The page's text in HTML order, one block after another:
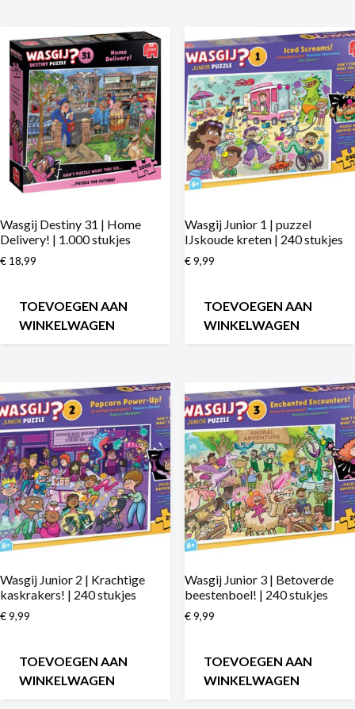
Wasgij Destiny 31 | Home
Delivery! | 1.000 stukjes
€ 18,99
TOEVOEGEN AAN
WINKELWAGEN
Wasgij Junior 1 | puzzel
IJskoude kreten | 240 stukjes
€9,99
TOEVOEGEN AAN
WINKELWAGEN
Wasgij Junior 2 | Krachtige
kaskrakers! | 240 stukjes
€9,99
TOEVOEGEN AAN
WINKELWAGEN
Wasgij Junior 3 | Betoverde
beestenboel! | 240 stukjes
€9,99
TOEVOEGEN AAN
WINKELWAGEN